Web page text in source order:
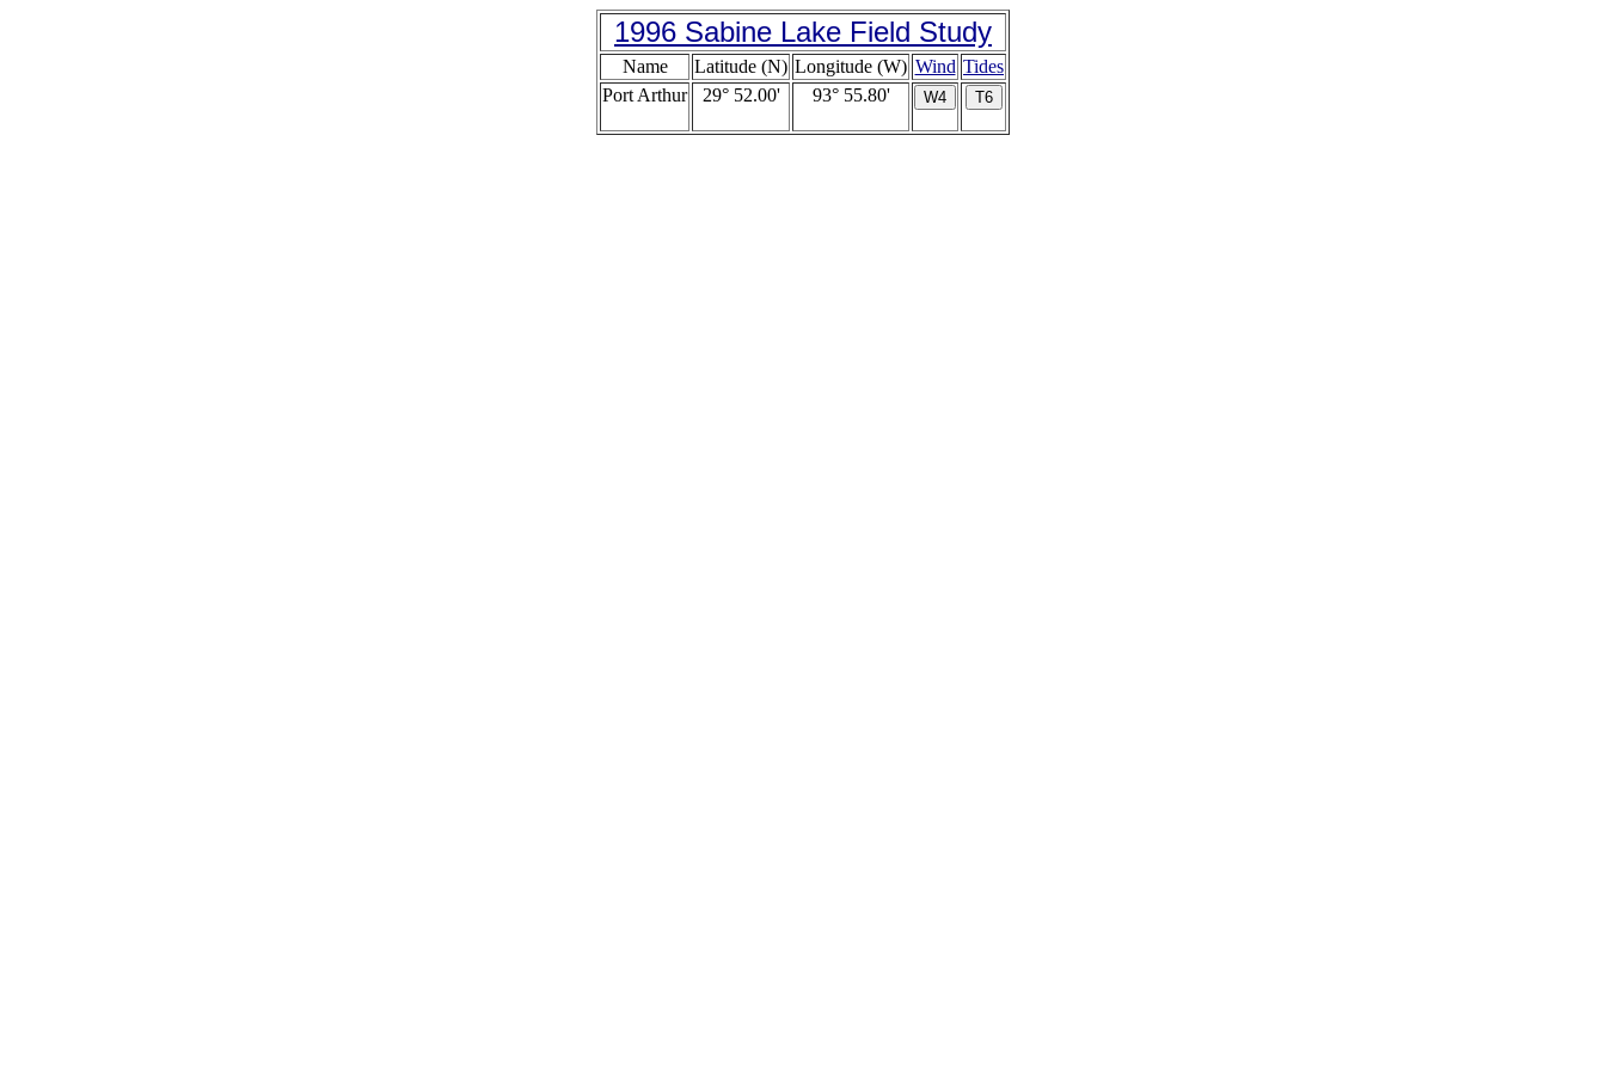
1996 Sabine Lake Field Study
Name Latitude (N) Longitude (W) Wind Tides
Port Arthur
29° 52.00' 93° 55.80'